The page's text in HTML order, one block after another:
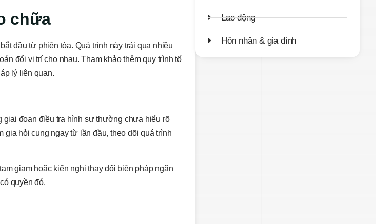
chữa
đầu từ phiên tòa. Quá trình này trải qua nhiều
đổi vị trí cho nhau. Tham khảo thêm quy trình tố
lý liên quan.
giai đoạn điều tra hình sự thường chưa hiểu rõ
hỏi cung ngay từ lần đầu, theo dõi quá trình
giam hoặc kiến nghị thay đổi biện pháp ngăn
quyền đó.
Lao động
Hôn nhân & gia đình